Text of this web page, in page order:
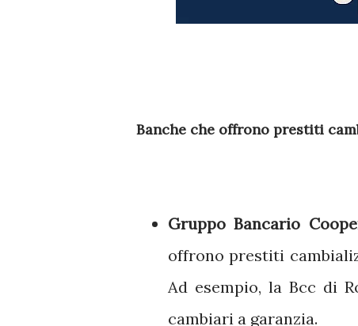
Banche che offrono prestiti
Gruppo Bancario
offrono prestiti
Ad esempio, la Bcc di
cambiari a garanzia.